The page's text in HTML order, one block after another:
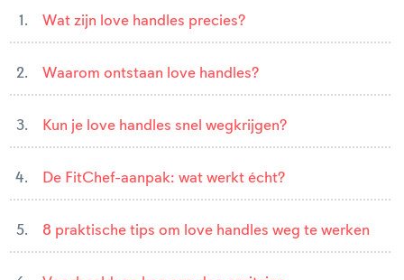
Wat zijn love handles precies?
Waarom ontstaan love handles?
Kun je love handles snel wegkrijgen?
De FitChef-aanpak: wat werkt écht?
8 praktische tips om love handles weg te werken